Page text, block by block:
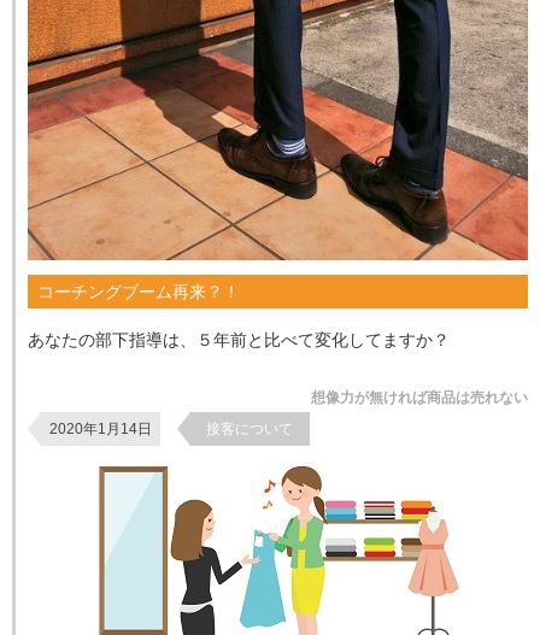
コーチングブーム再来？！
あなたの部下指導は、５年前と比べて変化してますか？
想像力が無ければ商品は売れない
2020年1月14日
接客について